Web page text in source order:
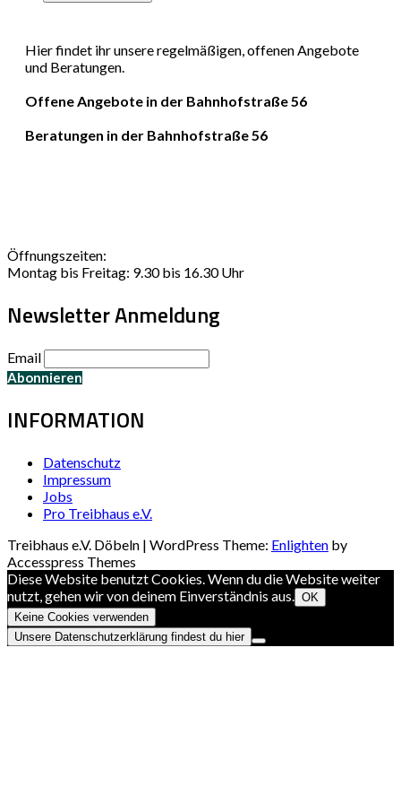
Hier findet ihr unsere regelmäßigen, offenen Angebote
und Beratungen.
Offene Angebote in der Bahnhofstraße 56
Beratungen in der Bahnhofstraße 56
Öffnungszeiten:
Montag bis Freitag: 9.30 bis 16.30 Uhr
Newsletter Anmeldung
Email
INFORMATION
Datenschutz
Impressum
Jobs
Pro Treibhaus e.V.
Treibhaus e.V. Döbeln | WordPress Theme: Enlighten by
Accesspress Themes
Diese Website benutzt Cookies. Wenn du die Website weiter
nutzt, gehen wir von deinem Einverständnis aus.
OK
Keine Cookies verwenden
Unsere Datenschutzerklärung findest du hier